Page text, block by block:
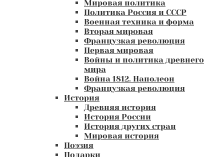
Мировая политика
Политика Россия и СССР
Военная техника и форма
Вторая мировая
Французкая революция
Первая мировая
Войны и политика древнего
мира
Война 1812. Наполеон
Французкая революция
История
Древняя история
История России
История других стран
Мировая история
Поэзия
Подарки